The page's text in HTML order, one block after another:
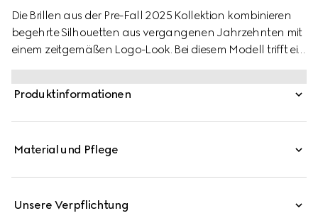
Die Brillen aus der Pre-Fall 2025 Kollektion kombinieren
begehrte Silhouetten aus vergangenen Jahrzehnten mit
einem zeitgemäßen Logo-Look. Bei diesem Modell trifft ein
Rahmen aus schwarzem Azetat auf das GG und ein
graviertes Gucci Logo.
Produktinformationen
Material und Pflege
Unsere Verpflichtung